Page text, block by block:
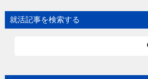
就活記事を検索する